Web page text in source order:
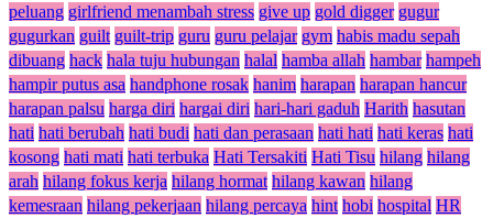
peluang girlfriend menambah stress give up gold digger gugur
gugurkan guilt guilt-trip guru guru pelajar gym habis madu sepah
dibuang hack hala tuju hubungan halal hamba allah hambar hampeh
hampir putus asa handphone rosak hanim harapan harapan hancur
harapan palsu harga diri hargai diri hari-hari gaduh Harith hasutan
hati hati berubah hati budi hati dan perasaan hati hati hati keras hati
kosong hati mati hati terbuka Hati Tersakiti Hati Tisu hilang hilang
arah hilang fokus kerja hilang hormat hilang kawan hilang
kemesraan hilang pekerjaan hilang percaya hint hobi hospital HR